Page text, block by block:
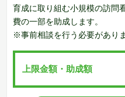
育成に取り組む小規模の訪問
費の一部を助成します。
※事前相談を行う必要がありま
上限金額・助成額